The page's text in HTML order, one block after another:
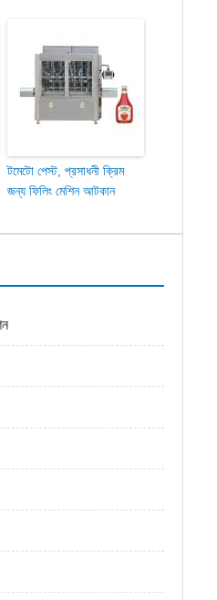
টমেটো পেস্ট, প্রসাধনী ক্রিম
জন্য ফিলিং মেশিন আটকান